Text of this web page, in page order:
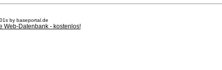
by baseportal.de
Web-Datenbank - kostenlos!